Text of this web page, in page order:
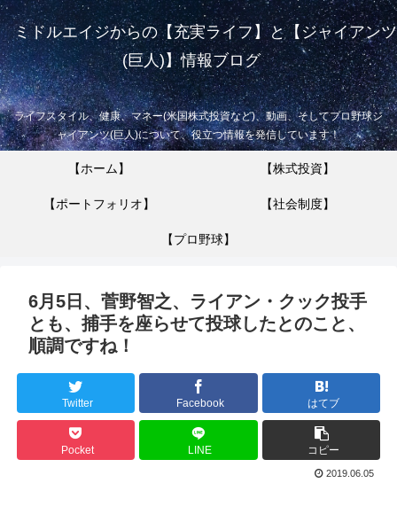
ミドルエイジからの【充実ライフ】と【ジャイアンツ
(巨人)】情報ブログ
ライフスタイル、健康、マネー(米国株式投資など)、動画、そしてプロ野球ジ
ャイアンツ(巨人)について、役立つ情報を発信しています！
【ホーム】 【株式投資】
【ポートフォリオ】 【社会制度】
【プロ野球】
6月5日、菅野智之、ライアン・クック投手
とも、捕手を座らせて投球したとのこと、
順調ですね！
Twitter Facebook はてブ
Pocket LINE コピー
2019.06.05